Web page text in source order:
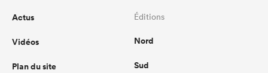
Actus
Vidéos
Plan du site
Éditions
Nord
Sud